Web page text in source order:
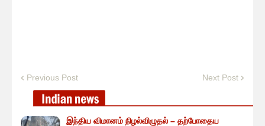
Previous Post Next Post
இந்திய விமானம் நிழல்விழுதல் – தற்போதைய